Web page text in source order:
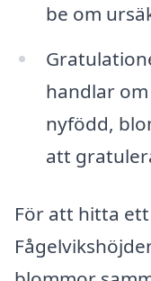
be om
handlar
nyfödd,
att
För att hitta